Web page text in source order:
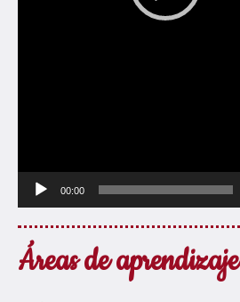
00:00
Áreas de aprendizaje